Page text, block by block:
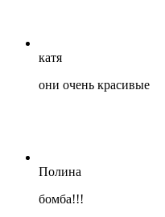
катя
они очень красивые
Полина
бомба!!!